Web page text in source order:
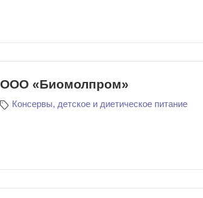
ООО «Биомолпром»
Консервы, детское и диетическое питание